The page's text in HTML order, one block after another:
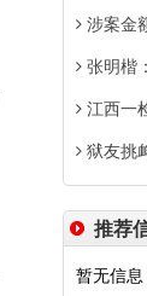
涉案金
张明楷
江西一
狱友挑
推荐
暂无信息